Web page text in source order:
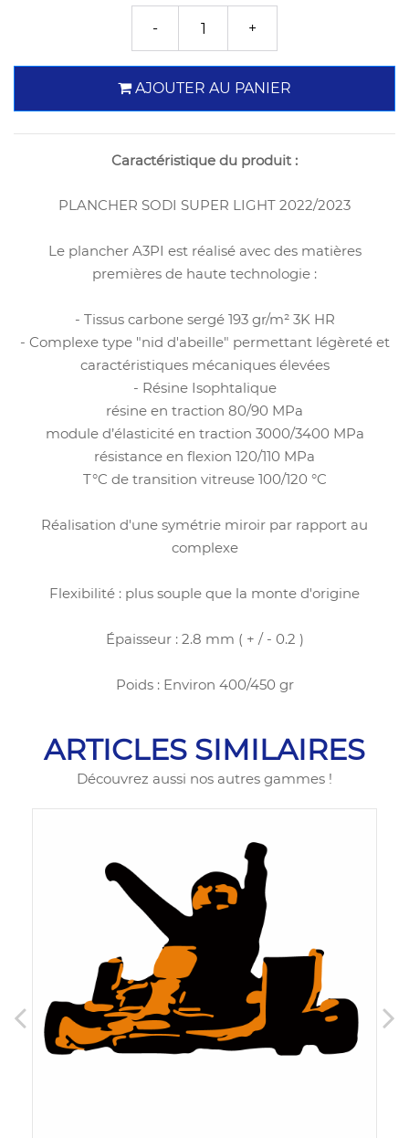
AJOUTER AU PANIER
Caractéristique du produit :
PLANCHER SODI SUPER LIGHT 2022/2023
Le plancher A3PI est réalisé avec des matières
premières de haute technologie :
- Tissus carbone sergé 193 gr/m² 3K HR
- Complexe type "nid d'abeille" permettant légèreté et
caractéristiques mécaniques élevées
- Résine Isophtalique
résine en traction 80/90 MPa
module d’élasticité en traction 3000/3400 MPa
résistance en flexion 120/110 MPa
T°C de transition vitreuse 100/120 °C
Réalisation d'une symétrie miroir par rapport au
complexe
Flexibilité : plus souple que la monte d'origine
Épaisseur : 2.8 mm ( + / - 0.2 )
Poids : Environ 400/450 gr
ARTICLES SIMILAIRES
Découvrez aussi nos autres gammes !